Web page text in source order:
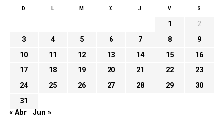
D L M X J V S
1
2
3
4 5 6 7 8
9
10
11 12 13 14 15
16
17
18 19 20 21 22
23
24
25 26 27 28 29
30
31
« Abr
Jun »